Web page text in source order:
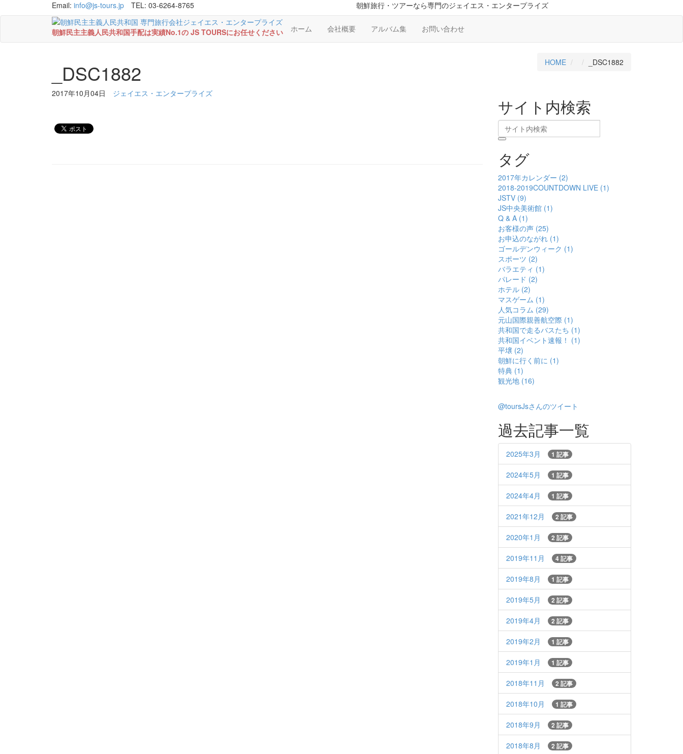
Email: info@js-tours.jp TEL: 03-6264-8765 朝鮮旅行・ツアーなら専門のジェイエス・エンタープライズ
朝鮮民主主義人民共和国手配は実績No.1の JS TOURSにお任せください ホーム 会社概要 アルバム集 お問い合わせ
_DSC1882 HOME _DSC1882
2017年10月04日 ジェイエス・エンタープライズ
サイト内検索
タグ
2017年カレンダー (2)
2018-2019COUNTDOWN LIVE (1)
JSTV (9)
JS中央美術館 (1)
Q & A (1)
お客様の声 (25)
お申込のながれ (1)
ゴールデンウィーク (1)
スポーツ (2)
バラエティ (1)
パレード (2)
ホテル (2)
マスゲーム (1)
人気コラム (29)
元山国際親善航空際 (1)
共和国で走るバスたち (1)
共和国イベント速報！ (1)
平壌 (2)
朝鮮に行く前に (1)
特典 (1)
観光地 (16)
@toursJsさんのツイート
過去記事一覧
2025年3月 1 記事
2024年5月 1 記事
2024年4月 1 記事
2021年12月 2 記事
2020年1月 2 記事
2019年11月 4 記事
2019年8月 1 記事
2019年5月 2 記事
2019年4月 2 記事
2019年2月 1 記事
2019年1月 1 記事
2018年11月 2 記事
2018年10月 1 記事
2018年9月 2 記事
2018年8月 2 記事